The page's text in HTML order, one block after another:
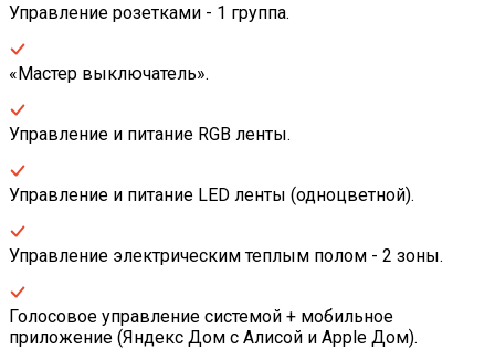
Управление розетками - 1 группа.
«Мастер выключатель».
Управление и питание RGB ленты.
Управление и питание LED ленты (одноцветной).
Управление электрическим теплым полом - 2 зоны.
Голосовое управление системой + мобильное
приложение (Яндекс Дом с Алисой и Apple Дом).